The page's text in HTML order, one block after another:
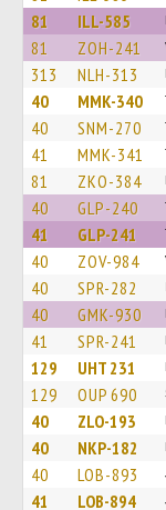
81
ILL-585
81 ZOH-241
313 NLH-313
40 MMK-340
40 SNM-270
41 MMK-341
81 ZKO-384
40 GLP-240
41 GLP-241
40 ZOV-984
40 SPR-282
40 GMK-930
41 SPR-241
129 UHT 231
129 OUP 690
40 ZLO-193
40 NKP-182
40 LOB-893
41 LOB-894